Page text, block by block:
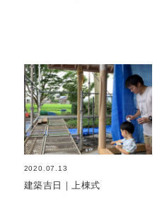
2020.07.13
建築吉日｜上棟式